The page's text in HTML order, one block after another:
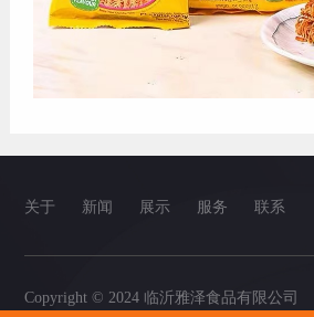
关于 新闻 展示 服务 联系
Copyright © 2024 临沂雅泽食品有限公司